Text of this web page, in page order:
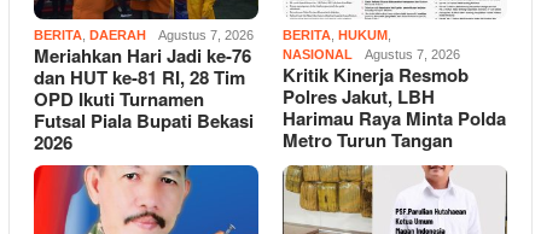
BERITA, DAERAH Agustus 7, 2026
Meriahkan Hari Jadi ke-76
dan HUT ke-81 RI, 28 Tim
OPD Ikuti Turnamen
Futsal Piala Bupati Bekasi
2026
BERITA, HUKUM ,
NASIONAL
Agustus 7, 2026
Kritik Kinerja Resmob
Polres Jakut, LBH
Harimau Raya Minta Polda
Metro Turun Tangan